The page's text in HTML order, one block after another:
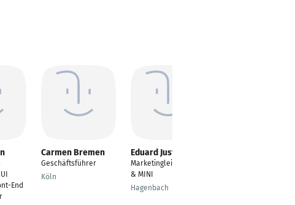
End
Carmen Bremen
Geschäftsführer
Köln
Eduard Justus
Marketingleiter BMW
& MINI
Hagenbach